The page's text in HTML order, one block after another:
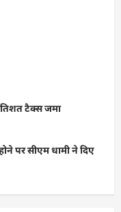
टैक्स जमा
पर सीएम धामी ने दिए